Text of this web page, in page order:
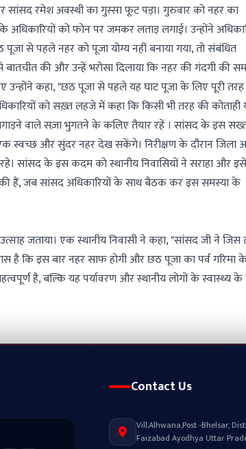
सांसद रमेश अवस्थी का गुस्सा फूट पड़ा। गुरुवार को नहर का
को फोन पर जमकर लताड़ लगाई। उन्होंने
से पहले नहर को पूजा योग्य नहीं बनाया गया, तो संबंधित
बातचीत की और उन्हें भरोसा दिलाया कि नहर की गंदगी की
उन्होंने कहा, "छठ पूजा से पहले यह घाट पूजा के लिए पूरी तरह
को सख़्त लहजे में कहा कि किसी भी तरह की कोताही
बिगाड़ने वाले सज़ा भुगतने के कलिए तैयार रहें । सांसद के इस
स्वच्छ और सुंदर नहर देख सकेंगे। निरीक्षण के दौरान जिला
रहे। सांसद के इस कदम को स्थानीय निवासियों ने सराहा और
हैं, जब सांसद अधिकारियों के साथ बैठक कर इस समस्या के
जताया। एक स्थानीय निवासी ने कहा, "सांसद जी ने जिस
है कि इस बार नहर साफ होगी और छठ पूजा का पर्व गरिमा
है, बल्कि यह पर्यावरण और स्थानीय लोगों के स्वास्थ्य के
Contact Us
Vill.Alhwana,Post -Bhelsar,
Faizabad Ayodhya Uttar